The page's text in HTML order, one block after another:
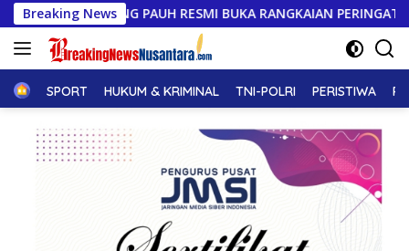
Langsung
ke
konten
Breaking News
PAUH RESMI BUKA RANGKAIAN PERINGATAN HUT KE-81 RI
HomeSPORT HUKUM & KRIMINAL TNI-POLRI PERISTIWA